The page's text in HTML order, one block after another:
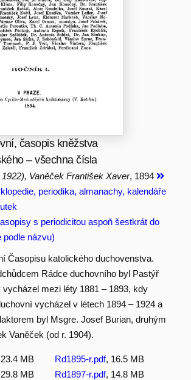
časopis kněžstva
– všechna čísla
Vaněček František Xaver, 1894
periodika, almanachy, kalendáře
s periodicitou aspoň šestkrát do
podle názvu)
Časopisu katolického duchovenstva.
Rádce duchovního byl Pastýř
mezi léty 1881 – 1893, kdy
vycházel v létech 1894 – 1924 a
byl Msgre. Josef Burian, druhým
Vaněček (od r. 1904).
MB Rd1895-r.pdf, 16.5 MB
MB Rd1897-r.pdf, 14.8 MB